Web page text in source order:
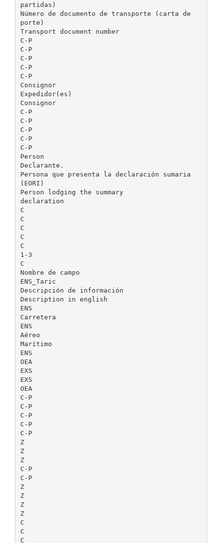
partidas)
Número de documento de transporte (carta de
porte)
Transport document number
C-P
C-P
C-P
C-P
C-P
Consignor
Expedidor(es)
Consignor
C-P
C-P
C-P
C-P
C-P
Person
Declarante.
Persona que presenta la declaración sumaria
(EORI)
Person lodging the summary
declaration
C
C
C
C
C
1-3
C
Nombre de campo
ENS_Taric
Descripción de información
Description in english
ENS
Carretera
ENS
Aéreo
Marítimo
ENS
OEA
EXS
EXS
OEA
C-P
C-P
C-P
C-P
C-P
Z
Z
Z
C-P
C-P
Z
Z
Z
Z
C
C
C